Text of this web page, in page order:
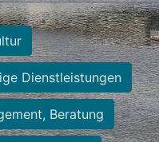
Dienstleistungen
Beratung